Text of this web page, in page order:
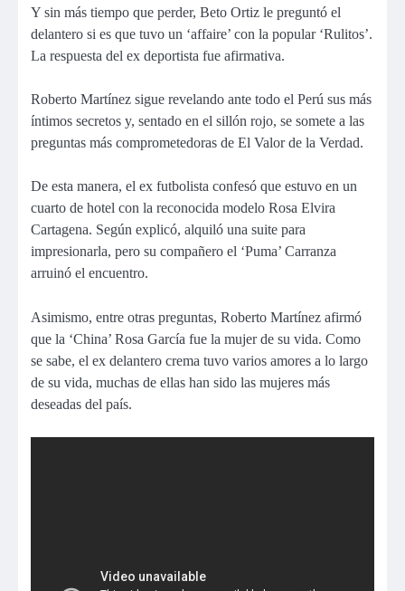
Y sin más tiempo que perder, Beto Ortiz le preguntó el
delantero si es que tuvo un ‘affaire’ con la popular ‘Rulitos’.
La respuesta del ex deportista fue afirmativa.
Roberto Martínez sigue revelando ante todo el Perú sus más
íntimos secretos y, sentado en el sillón rojo, se somete a las
preguntas más comprometedoras de El Valor de la Verdad.
De esta manera, el ex futbolista confesó que estuvo en un
cuarto de hotel con la reconocida modelo Rosa Elvira
Cartagena. Según explicó, alquiló una suite para
impresionarla, pero su compañero el ‘Puma’ Carranza
arruinó el encuentro.
Asimismo, entre otras preguntas, Roberto Martínez afirmó
que la ‘China’ Rosa García fue la mujer de su vida. Como
se sabe, el ex delantero crema tuvo varios amores a lo largo
de su vida, muchas de ellas han sido las mujeres más
deseadas del país.